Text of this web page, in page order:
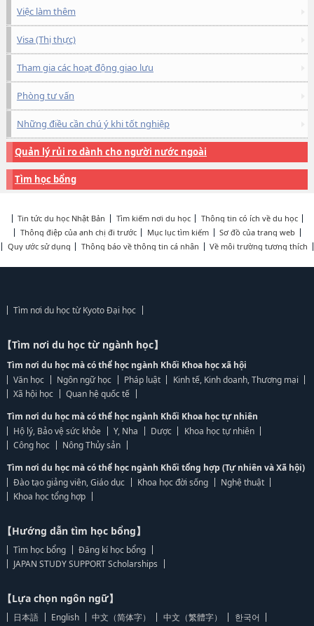
Việc làm thêm
Visa (Thị thực)
Tham gia các hoạt động giao lưu
Phòng tư vấn
Những điều cần chú ý khi tốt nghiệp
Quản lý rủi ro dành cho người nước ngoài
Tìm học bổng
Tin tức du học Nhật Bản Tìm kiếm nơi du học
Thông tin có ích về du học
Thông điệp của anh chị đi trước
Mục lục tìm kiếm
Sơ đồ của trang web
Quy ước sử dụng
Thông báo về thông tin cá nhân Về môi trường tương thích
Tìm nơi du học từ Kyoto Đại học
【Tìm nơi du học từ ngành học】
Tìm nơi du học mà có thể học ngành Khối Khoa học xã hội
Văn học
Ngôn ngữ học Pháp luật
Kinh tế, Kinh doanh, Thương mại
Xã hội học
Quan hệ quốc tế
Tìm nơi du học mà có thể học ngành Khối Khoa học tự nhiên
Hộ lý, Bảo vệ sức khỏe
Y, Nha Dược
Khoa học tự nhiên
Công học
Nông Thủy sản
Tìm nơi du học mà có thể học ngành Khối tổng hợp (Tự nhiên và Xã hội)
Đào tạo giảng viên, Giáo dục
Khoa học đời sống
Nghệ thuật
Khoa học tổng hợp
【Hướng dẫn tìm học bổng】
Tìm học bổng
Đăng kí học bổng
JAPAN STUDY SUPPORT Scholarships
【Lựa chọn ngôn ngữ】
日本語 English 中文（简体字） 中文（繁體字）
한국어